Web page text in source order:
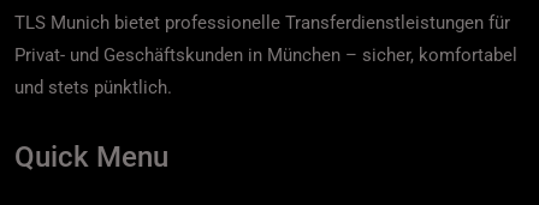
TLS Munich bietet professionelle Transferdienstleistungen für
Privat- und Geschäftskunden in München – sicher, komfortabel
und stets pünktlich.
Quick Menu